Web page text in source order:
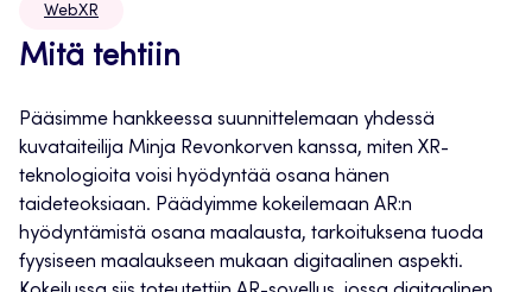
WebXR
Mitä tehtiin
Pääsimme hankkeessa suunnittelemaan yhdessä
kuvataiteilija Minja Revonkorven kanssa, miten XR-
teknologioita voisi hyödyntää osana hänen
taideteoksiaan. Päädyimme kokeilemaan AR:n
hyödyntämistä osana maalausta, tarkoituksena tuoda
fyysiseen maalaukseen mukaan digitaalinen aspekti.